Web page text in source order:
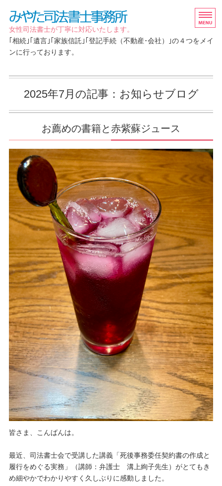
「相続」「遺言」「家族
女性司法書士が丁寧に対応いたします。
｢相続｣｢遺言｣｢家族信託｣｢登記手続（不動産･会社）｣の４つをメイ
ンに行っております。
ホーム
取扱業務
事務所概要
お問い合わせ
2025年7月の記事：お知らせブログ
お薦めの書籍と赤紫蘇ジュース
皆さま、こんばんは。
最近、司法書士会で受講した講義「死後事務委任契約書の作成と
履行をめぐる実務」（講師：弁護士 溝上絢子先生）がとてもき
め細やかでわかりやすく久しぶりに感動しました。